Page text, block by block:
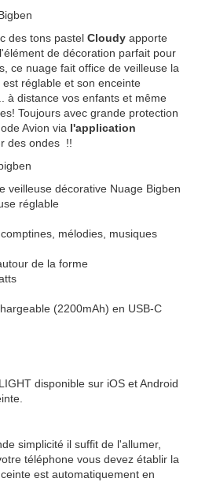
des tons pastel Cloudy apporte
de décoration parfait pour
ce nuage fait office de veilleuse la
réglable et son enceinte
à distance vos enfants et même
Toujours avec grande protection
Avion via l'application
des ondes !!
veilleuse décorative Nuage Bigben
réglable
mélodies, musiques
de la forme
(2200mAh) en USB-C
disponible sur iOS et Android
simplicité il suffit de l'allumer,
téléphone vous devez établir la
est automatiquement en